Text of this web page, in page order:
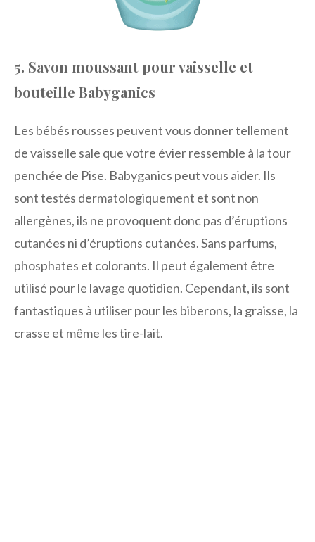
5. Savon moussant pour vaisselle et
bouteille Babyganics
Les bébés rousses peuvent vous donner tellement
de vaisselle sale que votre évier ressemble à la tour
penchée de Pise. Babyganics peut vous aider. Ils
sont testés dermatologiquement et sont non
allergènes, ils ne provoquent donc pas d’éruptions
cutanées ni d’éruptions cutanées. Sans parfums,
phosphates et colorants. Il peut également être
utilisé pour le lavage quotidien. Cependant, ils sont
fantastiques à utiliser pour les biberons, la graisse, la
crasse et même les tire-lait.